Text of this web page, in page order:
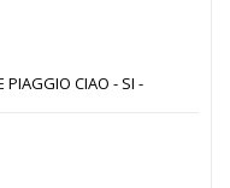
PIAGGIO CIAO - SI -